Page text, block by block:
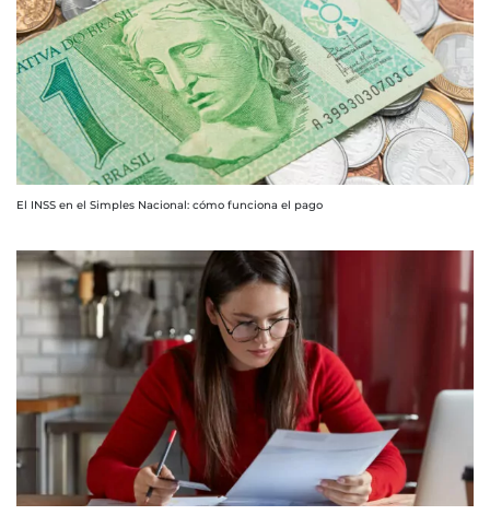
El INSS en el Simples Nacional: cómo funciona el pago